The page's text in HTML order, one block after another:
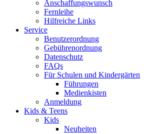
Anschaffungswunsch
Fernleihe
Hilfreiche Links
Service
Benutzerordnung
Gebührenordnung
Datenschutz
FAQs
Für Schulen und Kindergärten
Führungen
Medienkisten
Anmeldung
Kids & Teens
Kids
Neuheiten